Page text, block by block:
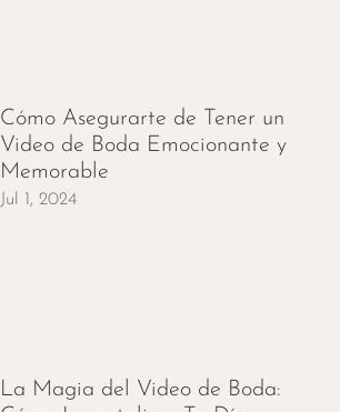
Cómo Asegurarte de Tener un
Video de Boda Emocionante y
Memorable
Jul 1, 2024
La Magia del Video de Boda: